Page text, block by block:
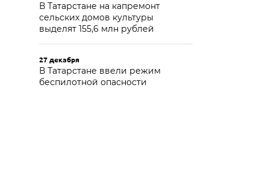
В Татарстане на капремонт
сельских домов культуры
выделят 155,6 млн рублей
27 декабря
В Татарстане ввели режим
беспилотной опасности